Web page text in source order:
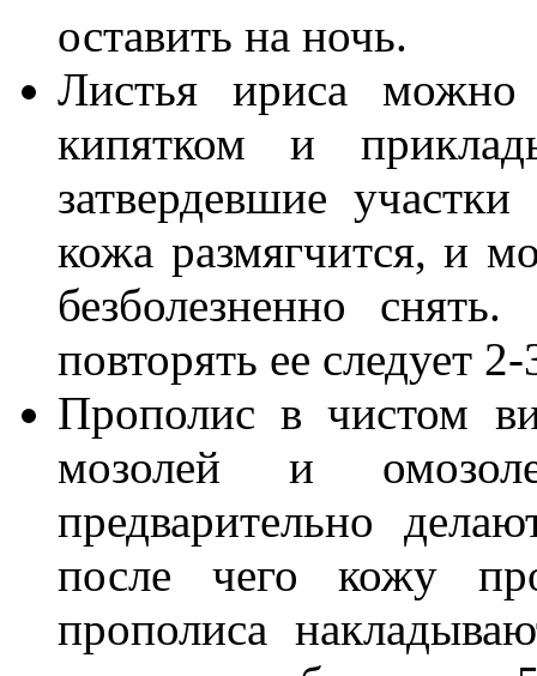
оставить на ночь.
Листья ириса можно
кипятком и
затвердевшие
кожа размягчится, и
безболезненно
повторять ее следует 2-
Прополис в чистом
мозолей и
предварительно
после чего кожу
прополиса